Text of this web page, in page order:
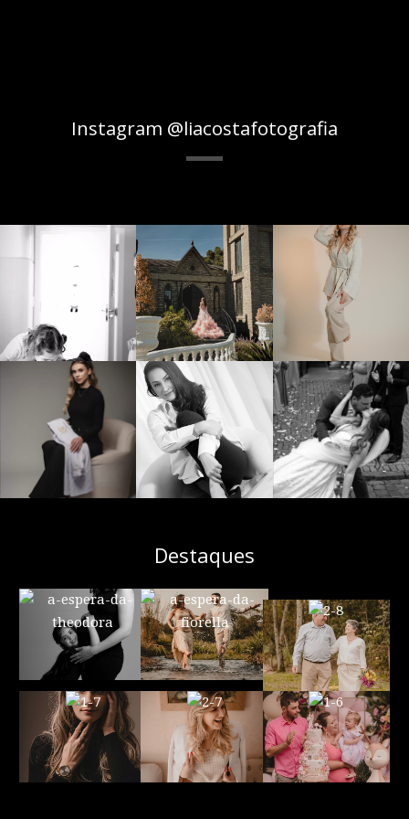
Instagram @liacostafotografia
Destaques